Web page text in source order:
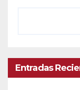
Entradas